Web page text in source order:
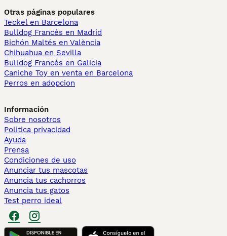
Otras páginas populares
Teckel en Barcelona
Bulldog Francés en Madrid
Bichón Maltés en València
Chihuahua en Sevilla
Bulldog Francés en Galicia
Caniche Toy en venta en Barcelona
Perros en adopcion
Información
Sobre nosotros
Politica privacidad
Ayuda
Prensa
Condiciones de uso
Anunciar tus mascotas
Anuncia tus cachorros
Anuncia tus gatos
Test perro ideal